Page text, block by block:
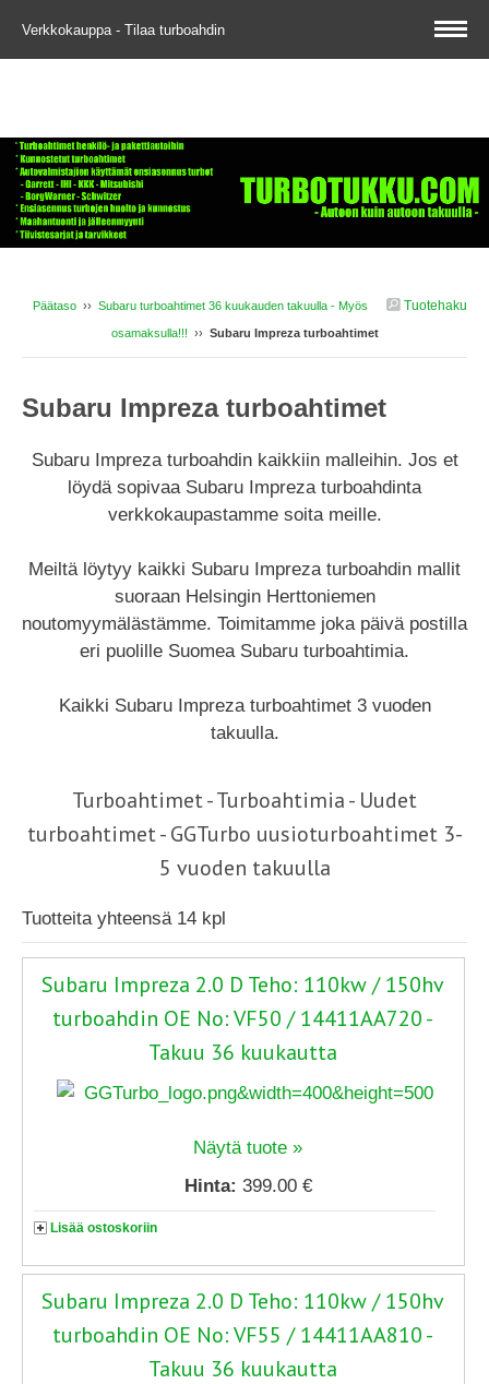
Verkkokauppa - Tilaa turboahdin
Tuotehaku
Päätaso›› Subaru turboahtimet 36 kuukauden takuulla - Myös
osamaksulla!!! ›› Subaru Impreza turboahtimet
Subaru Impreza turboahtimet
Subaru Impreza turboahdin kaikkiin malleihin. Jos et
löydä sopivaa Subaru Impreza turboahdinta
verkkokaupastamme soita meille.
Meiltä löytyy kaikki Subaru Impreza turboahdin mallit
suoraan Helsingin Herttoniemen
noutomyymälästämme. Toimitamme joka päivä postilla
eri puolille Suomea Subaru turboahtimia.
Kaikki Subaru Impreza turboahtimet 3 vuoden
takuulla.
Turboahtimet - Turboahtimia - Uudet
turboahtimet - GGTurbo uusioturboahtimet 3-
5 vuoden takuulla
Tuotteita yhteensä 14 kpl
Subaru Impreza 2.0 D Teho: 110kw / 150hv
turboahdin OE No: VF50 / 14411AA720 -
Takuu 36 kuukautta
Näytä tuote »
Hinta: 399.00 €
Lisää ostoskoriin
Subaru Impreza 2.0 D Teho: 110kw / 150hv
turboahdin OE No: VF55 / 14411AA810 -
Takuu 36 kuukautta